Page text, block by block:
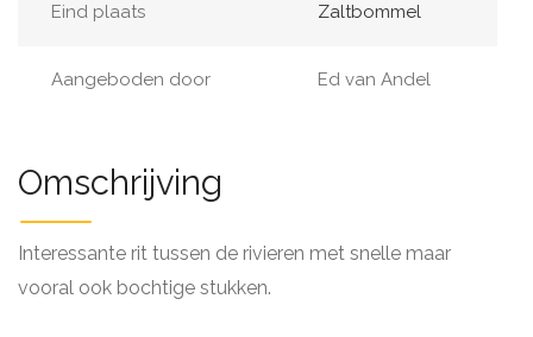
Eind plaats Zaltbommel
Aangeboden door Ed van Andel
Omschrijving
Interessante rit tussen de rivieren met snelle maar
vooral ook bochtige stukken.